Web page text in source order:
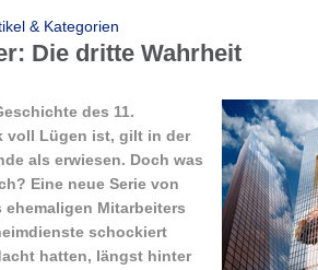
& Kategorien
Die dritte Wahrheit
des 11.
voll Lügen ist, gilt in der
als erwiesen. Doch was
Eine neue Serie von
Mitarbeiters
schockiert
hatten, längst hinter